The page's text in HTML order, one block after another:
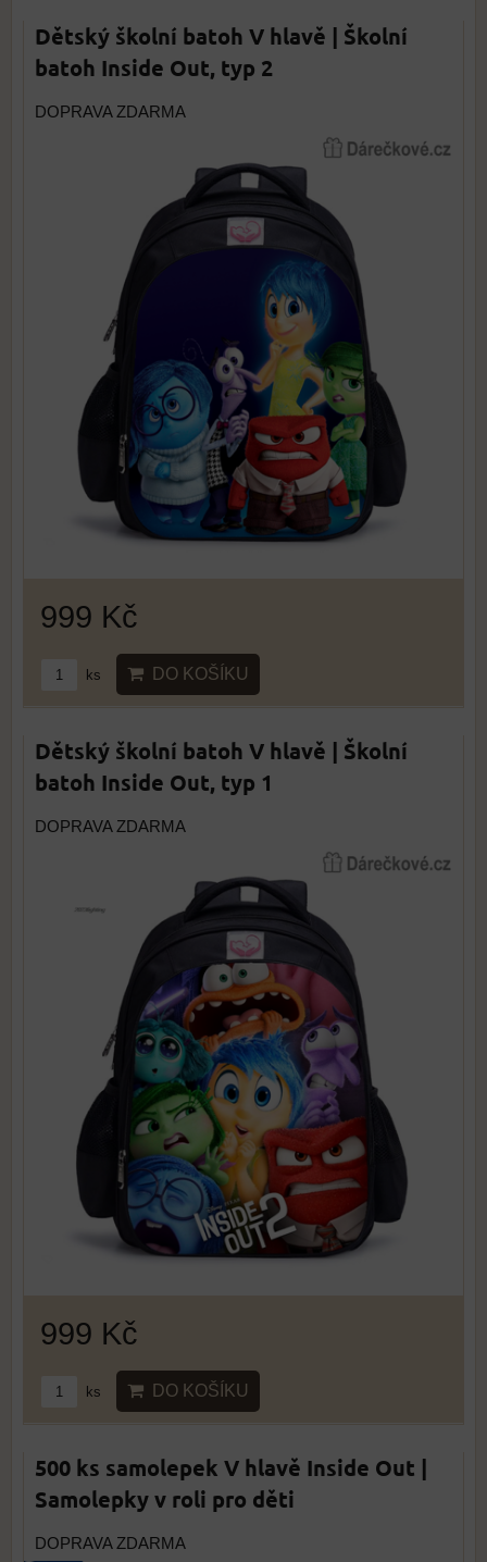
Dětský školní batoh V hlavě | Školní
batoh Inside Out, typ 2
DOPRAVA ZDARMA
999 Kč
ks DO KOŠÍKU
Dětský školní batoh V hlavě | Školní
batoh Inside Out, typ 1
DOPRAVA ZDARMA
999 Kč
ks DO KOŠÍKU
500 ks samolepek V hlavě Inside Out |
Samolepky v roli pro děti
DOPRAVA ZDARMA